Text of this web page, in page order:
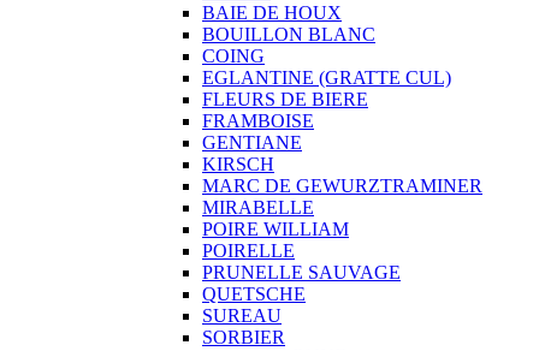
BAIE DE HOUX
BOUILLON BLANC
COING
EGLANTINE (GRATTE CUL)
FLEURS DE BIERE
FRAMBOISE
GENTIANE
KIRSCH
MARC DE GEWURZTRAMINER
MIRABELLE
POIRE WILLIAM
POIRELLE
PRUNELLE SAUVAGE
QUETSCHE
SUREAU
SORBIER